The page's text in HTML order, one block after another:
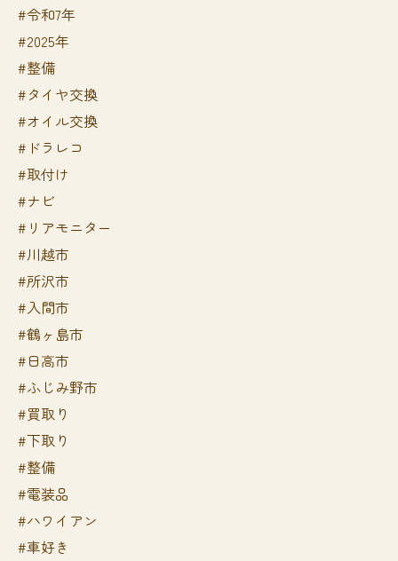
#令和7年
#2025年
#整備
#タイヤ交換
#オイル交換
#ドラレコ
#取付け
#ナビ
#リアモニター
#川越市
#所沢市
#入間市
#鶴ヶ島市
#日高市
#ふじみ野市
#買取り
#下取り
#整備
#電装品
#ハワイアン
#車好き